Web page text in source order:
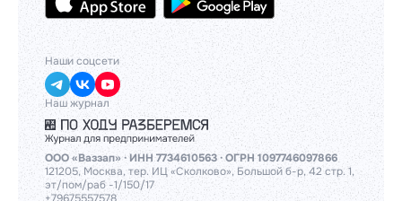
API
База знаний
Наши соцсети
Наш журнал
ООО «Ваззап» · ИНН 7734610563 · ОГРН 1097746097866
121205, Москва, тер. ИЦ «Сколково», Большой б-р, 42 стр. 1,
эт/пом/раб -1/150/17